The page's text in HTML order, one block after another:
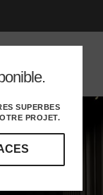
SUPERBES
PROJET.
Bar